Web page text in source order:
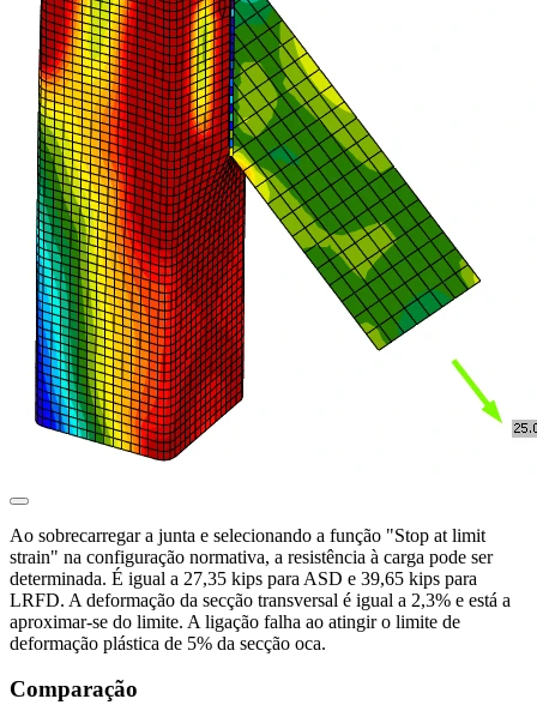
Ao sobrecarregar a junta e selecionando a função "Stop at limit
strain" na configuração normativa, a resistência à carga pode ser
determinada. É igual a 27,35 kips para ASD e 39,65 kips para
LRFD. A deformação da secção transversal é igual a 2,3% e está a
aproximar-se do limite. A ligação falha ao atingir o limite de
deformação plástica de 5% da secção oca.
Comparação